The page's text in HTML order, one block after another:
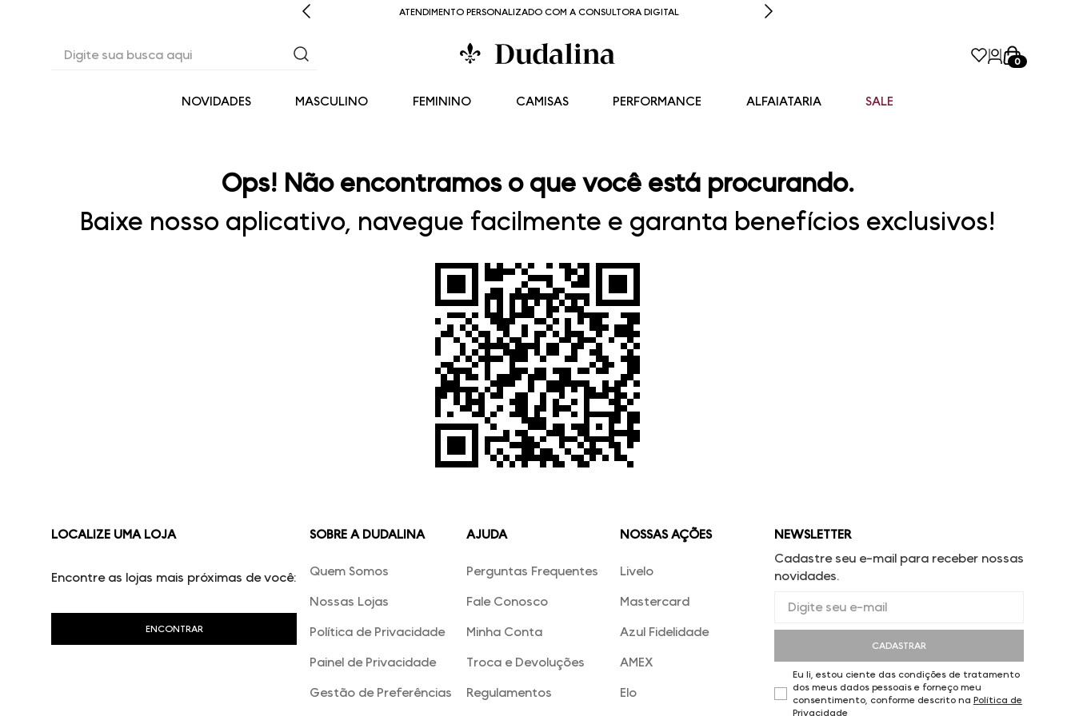
ATENDIMENTO PERSONALIZADO COM A CONSULTORA DIGITAL
0
NOVIDADES MASCULINO FEMININO CAMISAS PERFORMANCE ALFAIATARIA SALE
Ops! Não encontramos o que você está procurando.
Baixe nosso aplicativo, navegue facilmente e garanta benefícios exclusivos!
LOCALIZE UMA LOJA
Encontre as lojas mais próximas de você:
SOBRE A DUDALINA
Quem Somos
Nossas Lojas
Política de Privacidade
Painel de Privacidade
Gestão de Preferências
AJUDA
Perguntas Frequentes
Fale Conosco
Minha Conta
Troca e Devoluções
Regulamentos
NOSSAS AÇÕES
Livelo
Mastercard
Azul Fidelidade
AMEX
Elo
NEWSLETTER
Cadastre seu e-mail para receber nossas
novidades.
CADASTRAR
Eu li, estou ciente das condições de tratamento
dos meus dados pessoais e forneço meu
consentimento, conforme descrito na Política de
Privacidade